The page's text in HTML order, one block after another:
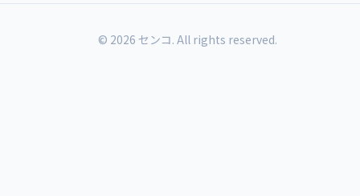
© 2026 センコ. All rights reserved.